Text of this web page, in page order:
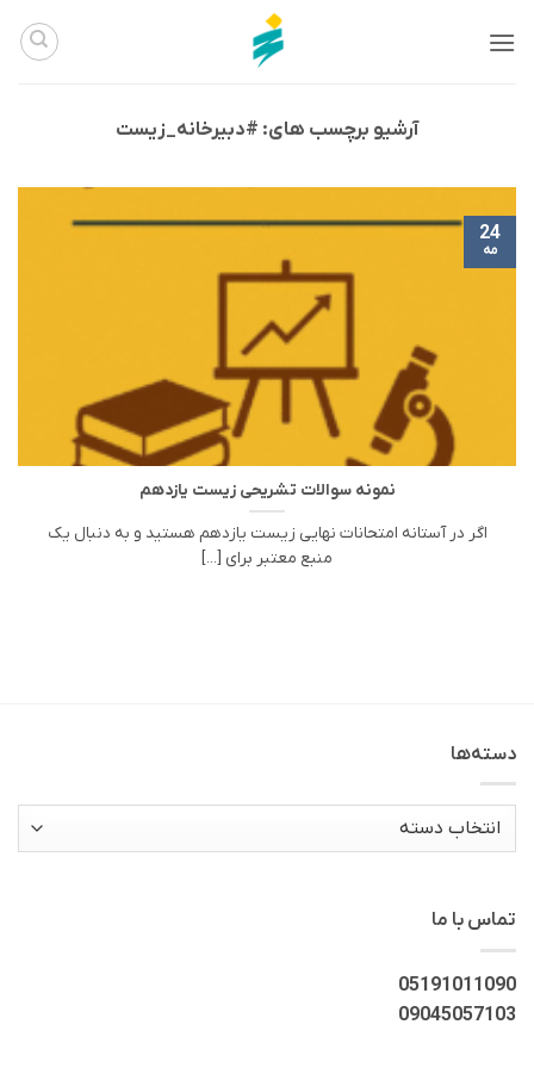
آرشیو برچسب های: #دبیرخانه_زیست
نمونه سوالات تشریحی زیست یازدهم
اگر در آستانه امتحانات نهایی زیست یازدهم هستید و به دنبال یک
منبع معتبر برای [...]
24
مه
دسته‌ها
دسته‌ها
تماس با ما
05191011090
09045057103